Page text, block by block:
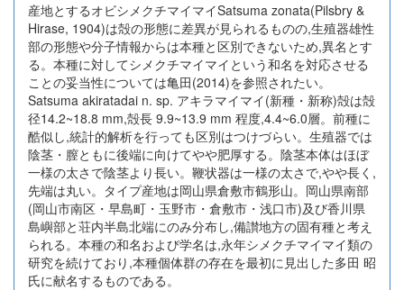
産地とするオビシメクチマイマイSatsuma zonata(Pilsbry &
Hirase, 1904)は殻の形態に差異が見られるものの,生殖器雄性
部の形態や分子情報からは本種と区別できないため,異名とす
る。本種に対してシメクチマイマイという和名を対応させる
ことの妥当性については亀田(2014)を参照されたい。
Satsuma akiratadai n. sp. アキラマイマイ(新種・新称)殻は殻
径14.2~18.8 mm,殻長 9.9~13.9 mm 程度,4.4~6.0層。前種に
酷似し,統計的解析を行っても区別はつけづらい。生殖器では
陰茎・膣ともに後端に向けてやや肥厚する。陰茎本体はほぼ
一様の太さで陰茎より長い。鞭状器は一様の太さで,やや長く,
先端は丸い。タイプ産地は岡山県倉敷市鶴形山。岡山県南部
(岡山市南区・早島町・玉野市・倉敷市・浅口市)及び香川県
島嶼部と荘内半島北端にのみ分布し,備讃地方の固有種と考え
られる。本種の和名および学名は,永年シメクチマイマイ類の
研究を続けており,本種個体群の存在を最初に見出した多田 昭
氏に献名するものである。